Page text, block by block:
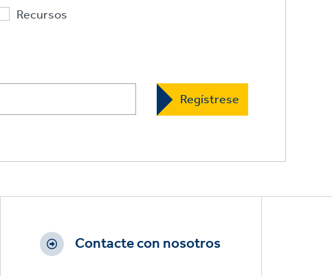
Recursos
Contacte con nosotros